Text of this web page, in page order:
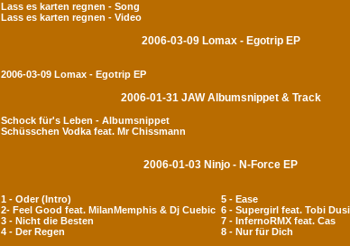
Lass es karten regnen - Song
Lass es karten regnen - Video
2006-03-09 Lomax - Egotrip EP
2006-03-09 Lomax - Egotrip EP
2006-01-31 JAW Albumsnippet & Track
Schock für's Leben - Albumsnippet
Schüsschen Vodka feat. Mr Chissmann
2006-01-03 Ninjo - N-Force EP
1 - Oder (Intro)
5 - Ease
2- Feel Good feat. MilanMemphis & Dj Cuebic 6 - Supergirl feat. Tobi
3 - Nicht die Besten
7 - InfernoRMX feat. Cas
4 - Der Regen
8 - Nur für Dich